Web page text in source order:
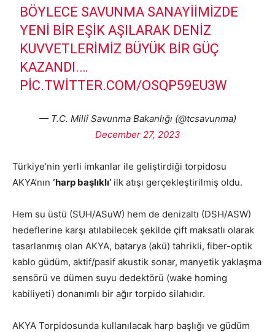
BÖYLECE SAVUNMA SANAYIIMIZDE
YENI BIR EŞIK AŞILARAK DENIZ
KUVVETLERIMIZ BÜYÜK BIR GÜÇ
KAZANDI.…
PIC.TWITTER.COM/OSQP59EU3W
— T.C. Millî Savunma Bakanlığı (@tcsavunma)
December 27, 2023
Türkiye’nin yerli imkanlar ile geliştirdiği torpidosu
AKYA’nın ‘harp başlıklı’ ilk atışı gerçekleştirilmiş oldu.
Hem su üstü (SUH/ASuW) hem de denizaltı (DSH/ASW)
hedeflerine karşı atılabilecek şekilde çift maksatlı olarak
tasarlanmış olan AKYA, batarya (akü) tahrikli, fiber-optik
kablo güdüm, aktif/pasif akustik sonar, manyetik yaklaşma
sensörü ve dümen suyu dedektörü (wake homing
kabiliyeti) donanımlı bir ağır torpido silahıdır.
AKYA Torpidosunda kullanılacak harp başlığı ve güdüm